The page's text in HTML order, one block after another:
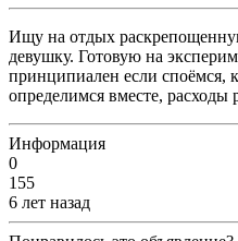
Ищу на отдых
девушку. Готовую на
принципиален если споёмся,
определимся вместе, расходы
Информация
0
155
6 лет назад